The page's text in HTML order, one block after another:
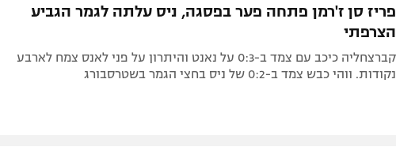
פריז סן ז'רמן פתחה פער בפסגה, ניס עלתה לגמר הגביע
הצרפתי
קברצחליה כיכב עם צמד ב-0:3 על נאנט והיתרון על פני לאנס צמח לארבע
נקודות. ווהי כבש צמד ב-0:2 של ניס בחצי הגמר בשטרסבורג